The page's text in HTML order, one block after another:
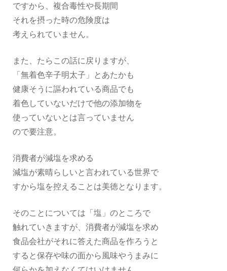
ですから、複合毒性や長期間
それを摂った時の危険度は
考えられていません。
また、たらこの話に戻りますが、
「無着色辛子明太子」とあたかも
健康そうに謳われている商品でも
着色していないだけで他の添加物を
使っていないとは言っていません
ので要注意。
消費者が減塩を求める
減塩が素晴らしいと言われている世界で
すから塩を控えることは美徳となります。
そのことについては「塩」のところで
触れていきますが、消費者が減塩を求め
食品会社がそれに答えた商品を作ろうと
すると保存や味の面から風味やうまみに